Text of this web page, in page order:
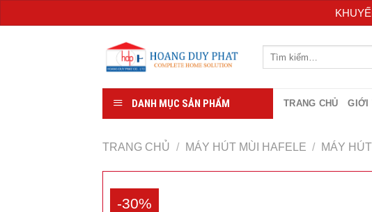
DANH MỤC SẢN PHẨM TRANG CHỦ GIỚI
TRANG CHỦ / MÁY HÚT MÙI HAFELE / MÁY
-30%